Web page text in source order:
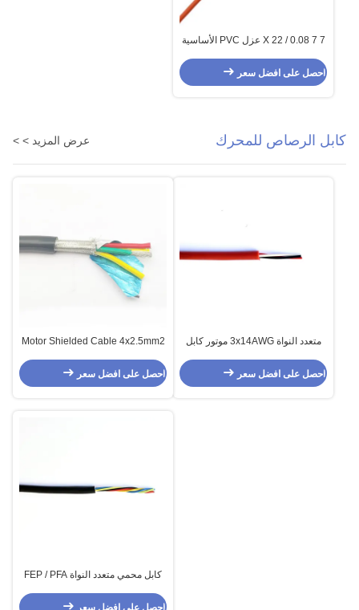
7 X 22 / 0.08 7 عزل PVC الأساسية
النواة
احصل على افضل سعر
كابل الرصاص للمحرك عرض المزيد > >
متعدد النواة 3x14AWG موتور كابل
احصل على افضل سعر
Motor Shielded Cable 4x2.5mm2
احصل على افضل سعر
كابل محمي متعدد النواة FEP / PFA
احصل على افضل سعر